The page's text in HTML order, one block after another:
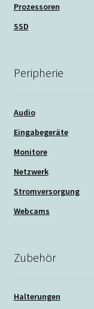
Prozessoren
SSD
Peripherie
Audio
Eingabegeräte
Monitore
Netzwerk
Stromversorgung
Webcams
Zubehör
Halterungen